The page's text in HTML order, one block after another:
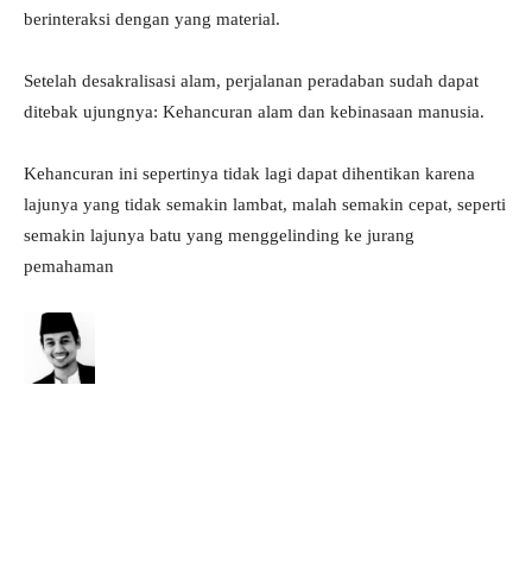
berinteraksi dengan yang material.
Setelah desakralisasi alam, perjalanan peradaban sudah dapat
ditebak ujungnya: Kehancuran alam dan kebinasaan manusia.
Kehancuran ini sepertinya tidak lagi dapat dihentikan karena
lajunya yang tidak semakin lambat, malah semakin cepat, seperti
semakin lajunya batu yang menggelinding ke jurang
pemahaman